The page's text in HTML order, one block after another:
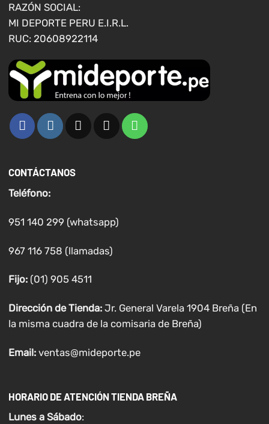
RAZÓN SOCIAL:
MI DEPORTE PERU E.I.R.L.
RUC: 20608922114
CONTÁCTANOS
Teléfono:
951 140 299 (whatsapp)
967 116 758 (llamadas)
Fijo:(01) 905 4511
Dirección de Tienda: Jr. General Varela 1904 Breña (En
la misma cuadra de la comisaria de Breña)
Email: ventas@mideporte.pe
HORARIO DE ATENCIÓN TIENDA BREÑA
Lunes a Sábado: